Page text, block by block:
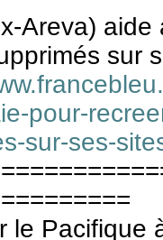
Areva) aide
sur
pour-
sur-ses-
le Pacifique